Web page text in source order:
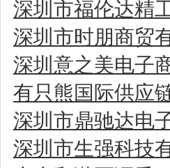
深圳市福伦达精
深圳市时朋商贸
深圳意之美电子
有只熊国际供应
深圳市鼎驰达电
深圳市生强科技